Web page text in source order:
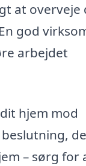
at overveje
god
arbejdet
hjem mod
– sørg for